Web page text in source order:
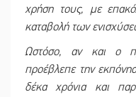
χρήση τους, με
καταβολή των
Ωστόσο, αν και ο
προέβλεπε την
δέκα χρόνια και